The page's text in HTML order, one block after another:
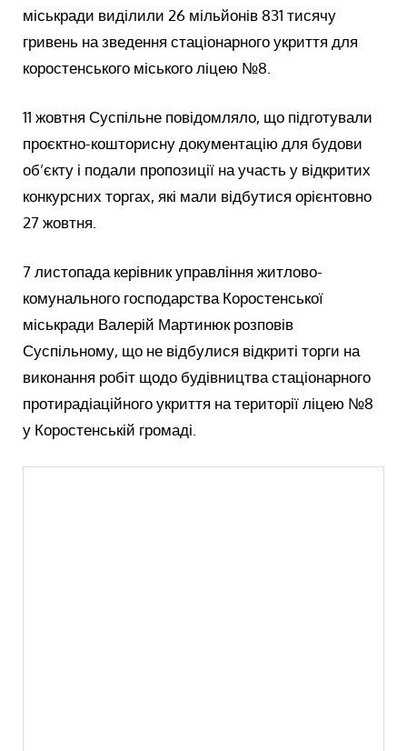
міськради виділили 26 мільйонів 831 тисячу
гривень на зведення стаціонарного укриття для
коростенського міського ліцею №8.
11 жовтня Суспільне повідомляло, що підготували
проєктно-кошторисну документацію для будови
об’єкту і подали пропозиції на участь у відкритих
конкурсних торгах, які мали відбутися орієнтовно
27 жовтня.
7 листопада керівник управління житлово-
комунального господарства Коростенської
міськради Валерій Мартинюк розповів
Суспільному, що не відбулися відкриті торги на
виконання робіт щодо будівництва стаціонарного
протирадіаційного укриття на території ліцею №8
у Коростенській громаді.